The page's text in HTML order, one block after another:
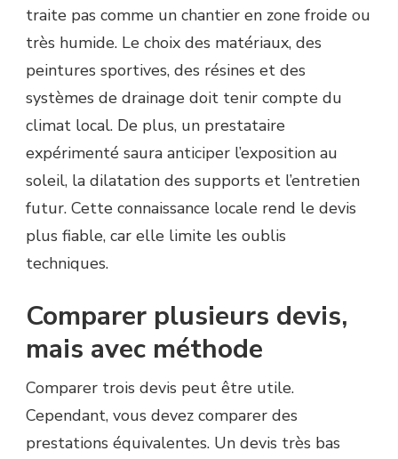
traite pas comme un chantier en zone froide ou
très humide. Le choix des matériaux, des
peintures sportives, des résines et des
systèmes de drainage doit tenir compte du
climat local. De plus, un prestataire
expérimenté saura anticiper l’exposition au
soleil, la dilatation des supports et l’entretien
futur. Cette connaissance locale rend le devis
plus fiable, car elle limite les oublis
techniques.
Comparer plusieurs devis,
mais avec méthode
Comparer trois devis peut être utile.
Cependant, vous devez comparer des
prestations équivalentes. Un devis très bas